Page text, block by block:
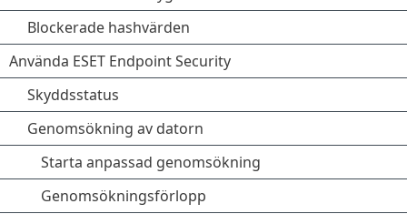
Blockerade hashvärden
Använda ESET Endpoint Security
Skyddsstatus
Genomsökning av datorn
Starta anpassad genomsökning
Genomsökningsförlopp